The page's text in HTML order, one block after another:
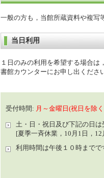
一般の方も，当館所蔵資料や複写
当日利用
１日のみの利用を希望する場合は
書館カウンターにお申し出くださ
受付時間: 月～金曜日(祝日を除
土・日・祝日及び下記の日
[夏季一斉休業，10月1日，12
利用時間は午後１０時までで